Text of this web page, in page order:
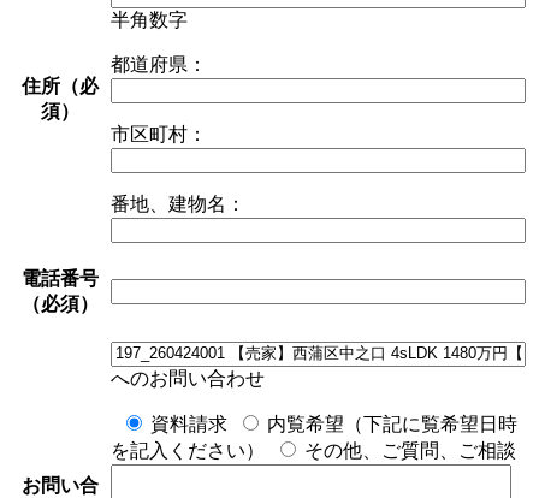
住所（必
須）
半角数字
都道府県：
市区町村：
番地、建物名：
電話番号
（必須）
お問い合
へのお問い合わせ
資料請求
内覧希望（下記に覧希望日時
を記入ください）
その他、ご質問、ご相談